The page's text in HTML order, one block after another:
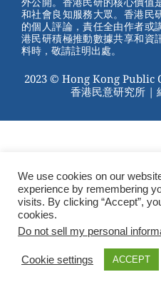
o
o
k
和社會良知服務大眾。香港民
的個人評論，責任全由作者或
港民研積極推動數據共享和資
料時，敬請註明出處。
2023 © Hong Kong
香港民意研究所 |
We use cookies on our
experience by remembering
visits. By clicking “Accept”,
cookies.
Do not sell my personal
Cookie settings ACCEPT